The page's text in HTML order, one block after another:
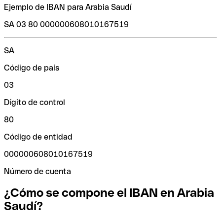
Ejemplo de IBAN para Arabia Saudí
SA 03 80 000000608010167519
SA
Código de país
03
Dígito de control
80
Código de entidad
000000608010167519
Número de cuenta
¿Cómo se compone el IBAN en Arabia
Saudí?